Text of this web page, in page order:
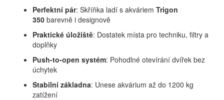
Perfektní pár: Skříňka ladí s akváriem Trigon
350 barevně i designově
Praktické úložiště: Dostatek místa pro techniku, filtry a
doplňky
Push-to-open systém: Pohodlné otevírání dvířek bez
úchytek
Stabilní základna: Unese akvárium až do 1200 kg
zatížení